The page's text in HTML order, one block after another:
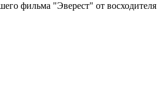
фильма "Эверест" от восходителя